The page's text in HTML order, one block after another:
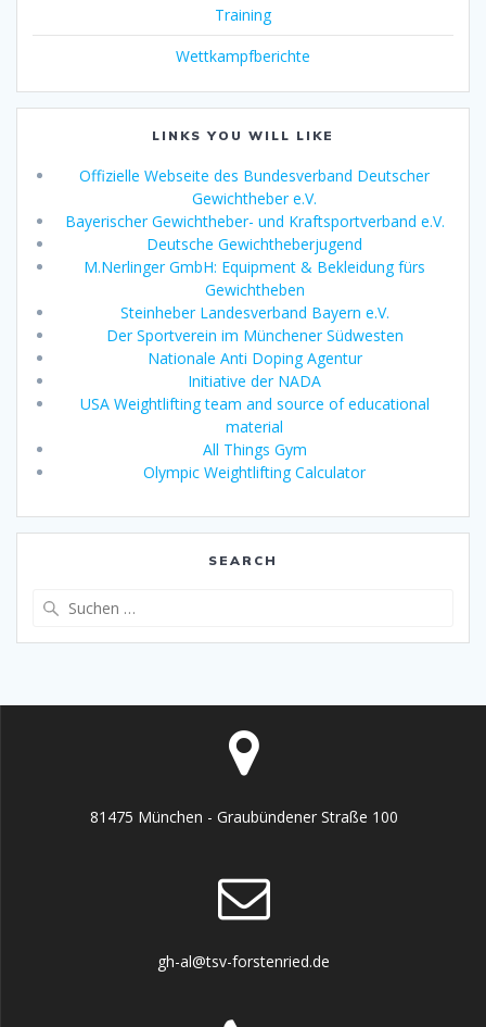
Training
Wettkampfberichte
LINKS YOU WILL LIKE
Offizielle Webseite des Bundesverband Deutscher
Gewichtheber e.V.
Bayerischer Gewichtheber- und Kraftsportverband e.V.
Deutsche Gewichtheberjugend
M.Nerlinger GmbH: Equipment & Bekleidung fürs
Gewichtheben
Steinheber Landesverband Bayern e.V.
Der Sportverein im Münchener Südwesten
Nationale Anti Doping Agentur
Initiative der NADA
USA Weightlifting team and source of educational
material
All Things Gym
Olympic Weightlifting Calculator
SEARCH
81475 München - Graubündener Straße 100
gh-al@tsv-forstenried.de